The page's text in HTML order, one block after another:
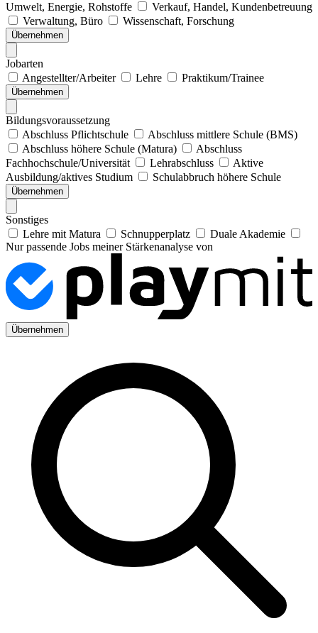
Umwelt, Energie, Rohstoffe
Verkauf, Handel, Kundenbetreuung
Verwaltung, Büro
Wissenschaft, Forschung
Übernehmen
Jobarten
Angestellter/Arbeiter
Lehre Praktikum/Trainee
Übernehmen
Bildungsvoraussetzung
Abschluss Pflichtschule
Abschluss mittlere Schule (BMS)
Abschluss höhere Schule (Matura)
Abschluss
Fachhochschule/Universität
Lehrabschluss
Aktive
Ausbildung/aktives Studium
Schulabbruch höhere Schule
Übernehmen
Sonstiges
Lehre mit Matura
Schnupperplatz
Duale Akademie
Nur passende Jobs meiner Stärkenanalyse von
Übernehmen